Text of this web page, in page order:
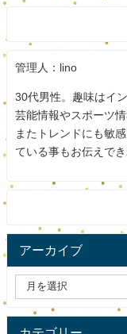
管理人：lino
30代男性。趣味はイ
芸能情報やスポーツ
またトレンドにも敏
ている事もお伝えで
アーカイブ